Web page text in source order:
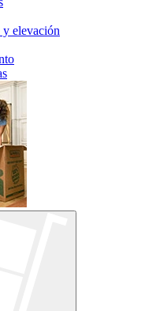
y elevación